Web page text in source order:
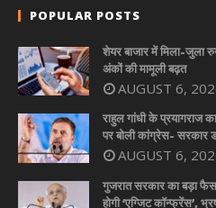
POPULAR POSTS
शेयर बाजार में मिला-
अंकों की मामूली बढ़त
AUGUST 6,
राहुल गांधी के प्रयागराज
पर बोली कांग्रेस- सरकार
AUGUST 6,
गुजरात सरकार का बड़ा
होगी ‘एग्जिट कॉन्फ्रेंस’,